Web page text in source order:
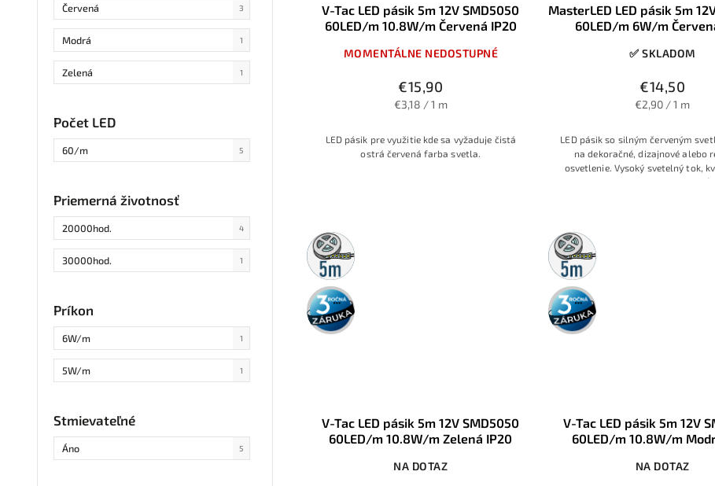
Červená 3
Modrá 1
Zelená 1
Počet LED
60/m 5
Priemerná životnosť
20000hod. 4
30000hod. 1
Príkon
6W/m 1
5W/m 1
Stmievateľné
Áno 5
V-Tac LED pásik 5m 12V SMD5050
60LED/m 10.8W/m Červená IP20
MOMENTÁLNE NEDOSTUPNÉ
€15,90
€3,18 / 1 m
LED pásik pre využitie kde sa vyžaduje čistá
ostrá červená farba svetla.
MasterLED LED pásik 5m
60LED/m 6W/m
✅ SKLADOM
€14,50
€2,90 / 1 m
LED pásik so silným červeným
na dekoračné, dizajnové alebo
osvetlenie. Vysoký svetelný tok,
Sanan, nízka spotreba a možnosť
5m
rolka
3 roky
záruka
V-Tac LED pásik 5m 12V SMD5050
60LED/m 10.8W/m Zelená IP20
NA DOTAZ
5m
rolka
3 roky
záruka
V-Tac LED pásik 5m 12V
60LED/m 10.8W/m
NA DOTAZ